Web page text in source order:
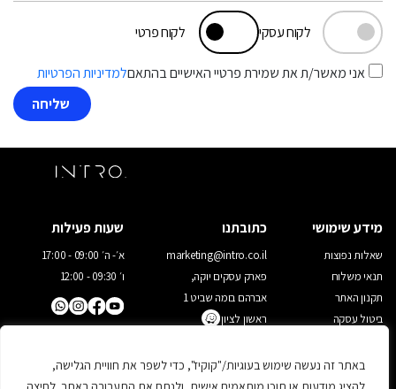
באתר זה נעשה שימוש בעוגיות/"קוקיז", כדי לשפר את חוויית הגלישה,
לקוח עסקי לקוח פרטי
אני מאשר/ת את שמירת פרטיי האישיים בהתאםלמדיניות הפרטיות
מידע שימושי
שאלות נפוצות
תנאי משלוח
תקנון האתר
ביטול עסקה
שעות פעילות
א׳- ה׳ 09:00 - 17:00
ו׳ 09:30 - 12:00
כתובתנו
marketing@intro.co.il
פארק עסקים יוקה,
אברהם בומה שביט 1
ראשון לציון